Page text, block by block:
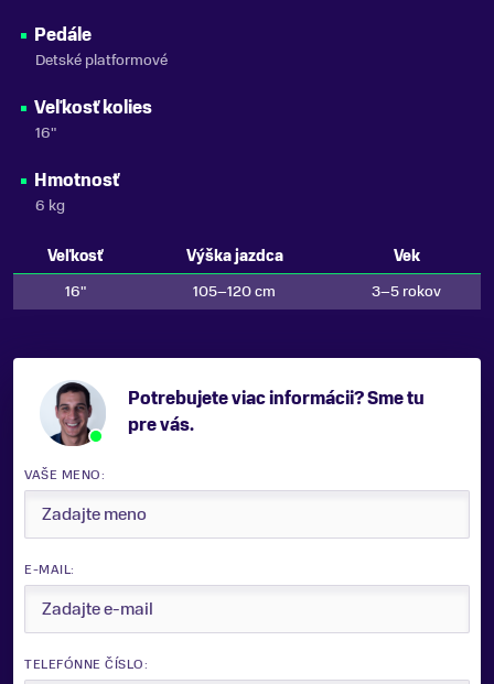
Pedále
Detské platformové
Veľkosť kolies
16"
Hmotnosť
6 kg
Veľkosť Výška jazdca
Vek
16"
105–120 cm 3–5 rokov
Potrebujete viac informácii? Sme tu
pre vás.
VAŠE MENO:
E-MAIL:
TELEFÓNNE ČÍSLO: